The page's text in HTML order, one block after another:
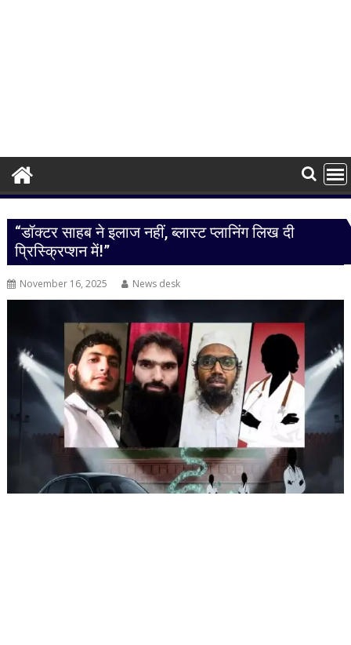
“डॉक्टर साहब ने इलाज नहीं, ब्लास्ट प्लानिंग लिख दी
प्रिस्क्रिप्शन में!”
November 16, 2025 News desk